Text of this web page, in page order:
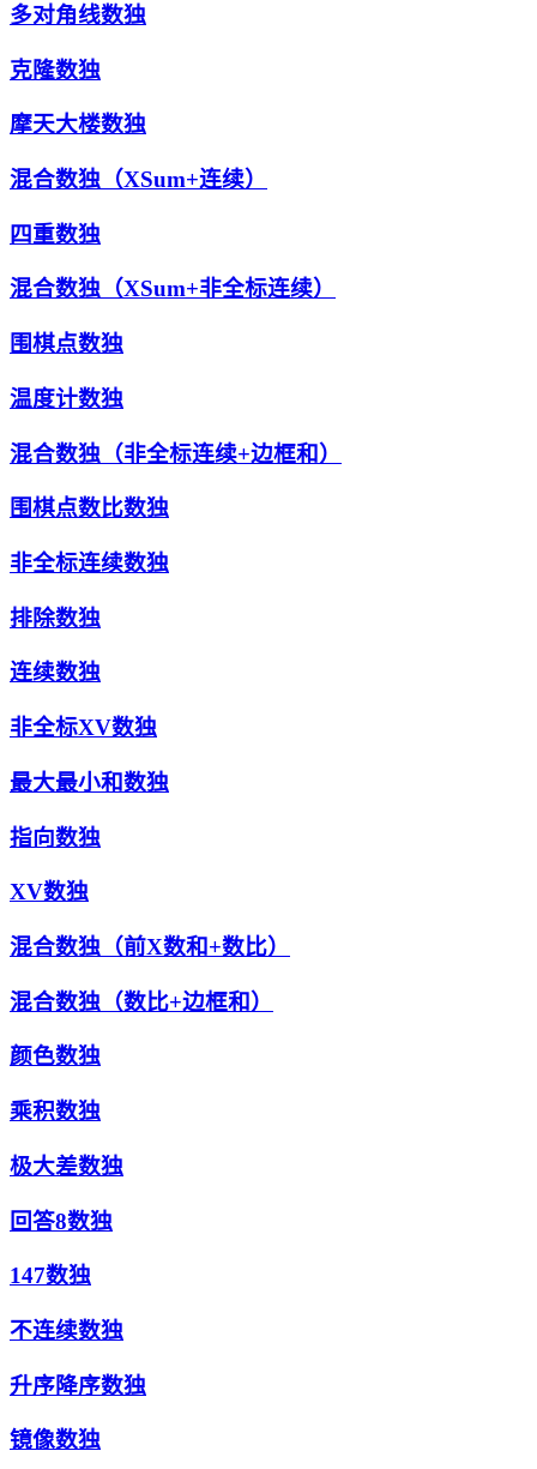
多对角线数独
克隆数独
摩天大楼数独
混合数独（XSum+连续）
四重数独
混合数独（XSum+非全标连续）
围棋点数独
温度计数独
混合数独（非全标连续+边框和）
围棋点数比数独
非全标连续数独
排除数独
连续数独
非全标XV数独
最大最小和数独
指向数独
XV数独
混合数独（前X数和+数比）
混合数独（数比+边框和）
颜色数独
乘积数独
极大差数独
回答8数独
147数独
不连续数独
升序降序数独
镜像数独